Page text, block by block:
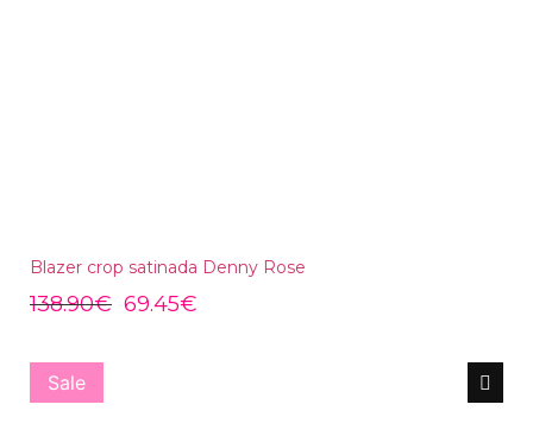
Blazer crop satinada Denny Rose
138.90€ 69.45€
Sale